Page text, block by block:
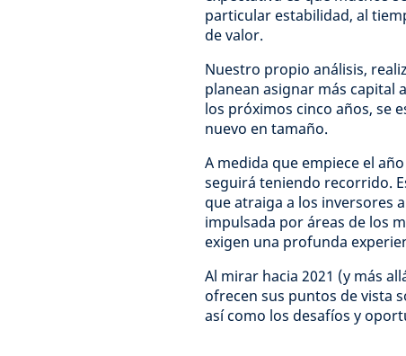
particular estabilidad, al
de valor.
Nuestro propio análisis,
planean asignar más capital
los próximos cinco años, se
nuevo en tamaño.
A medida que empiece el
seguirá teniendo recorrido.
que atraiga a los inversores
impulsada por áreas de los
exigen una profunda
Al mirar hacia 2021 (y más
ofrecen sus puntos de vista
así como los desafíos y